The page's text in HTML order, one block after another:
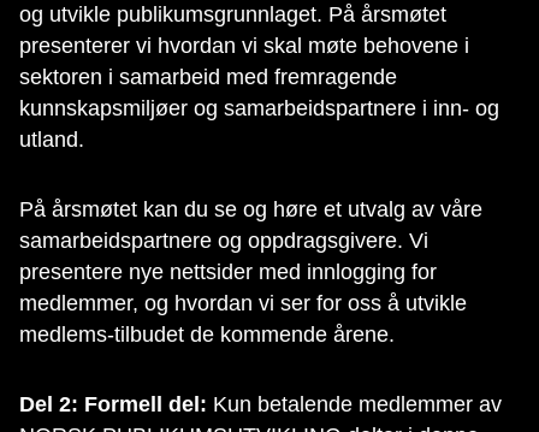
og utvikle publikumsgrunnlaget. På årsmøtet
presenterer vi hvordan vi skal møte behovene i
sektoren i samarbeid med fremragende
kunnskapsmiljøer og samarbeidspartnere i inn- og
utland.
På årsmøtet kan du se og høre et utvalg av våre
samarbeidspartnere og oppdragsgivere. Vi
presentere nye nettsider med innlogging for
medlemmer, og hvordan vi ser for oss å utvikle
medlems-tilbudet de kommende årene.
Del 2: Formell del: Kun betalende medlemmer av